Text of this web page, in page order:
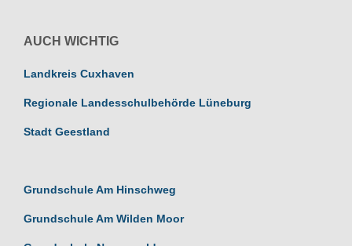
AUCH WICHTIG
Landkreis Cuxhaven
Regionale Landesschulbehörde Lüneburg
Stadt Geestland
Grundschule Am Hinschweg
Grundschule Am Wilden Moor